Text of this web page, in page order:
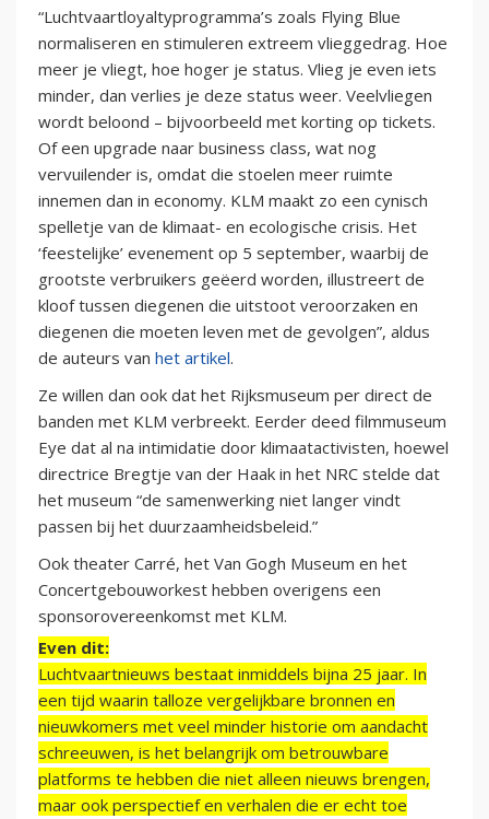
“Luchtvaartloyaltyprogramma’s zoals Flying Blue
normaliseren en stimuleren extreem vlieggedrag. Hoe
meer je vliegt, hoe hoger je status. Vlieg je even iets
minder, dan verlies je deze status weer. Veelvliegen
wordt beloond – bijvoorbeeld met korting op tickets.
Of een upgrade naar business class, wat nog
vervuilender is, omdat die stoelen meer ruimte
innemen dan in economy. KLM maakt zo een cynisch
spelletje van de klimaat- en ecologische crisis. Het
‘feestelijke’ evenement op 5 september, waarbij de
grootste verbruikers geëerd worden, illustreert de
kloof tussen diegenen die uitstoot veroorzaken en
diegenen die moeten leven met de gevolgen”, aldus
de auteurs van het artikel.
Ze willen dan ook dat het Rijksmuseum per direct de
banden met KLM verbreekt. Eerder deed filmmuseum
Eye dat al na intimidatie door klimaatactivisten, hoewel
directrice Bregtje van der Haak in het NRC stelde dat
het museum “de samenwerking niet langer vindt
passen bij het duurzaamheidsbeleid.”
Ook theater Carré, het Van Gogh Museum en het
Concertgebouworkest hebben overigens een
sponsorovereenkomst met KLM.
Even dit:
Luchtvaartnieuws bestaat inmiddels bijna 25 jaar. In
een tijd waarin talloze vergelijkbare bronnen en
nieuwkomers met veel minder historie om aandacht
schreeuwen, is het belangrijk om betrouwbare
platforms te hebben die niet alleen nieuws brengen,
maar ook perspectief en verhalen die er echt toe